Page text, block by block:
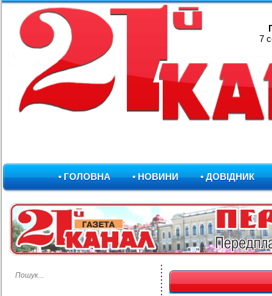
7
• ГОЛОВНА • НОВИНИ • ДОВІДНИК